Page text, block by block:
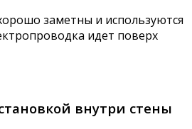
заметны и используются
идет поверх
внутри стены